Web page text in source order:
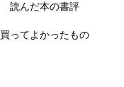
読んだ本の書評
買ってよかったもの